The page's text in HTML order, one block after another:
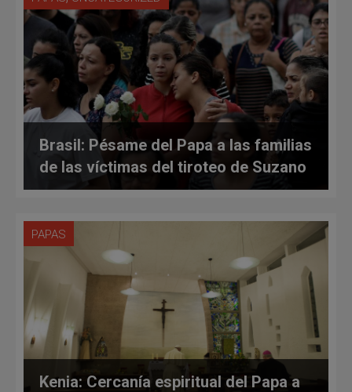
Brasil: Pésame del Papa a las familias
de las víctimas del tiroteo de Suzano
PAPAS
Kenia: Cercanía espiritual del Papa a